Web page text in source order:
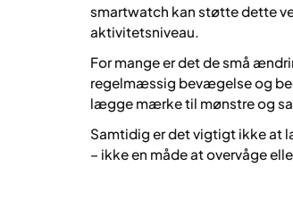
smartwatch kan støtte dette
aktivitetsniveau.
For mange er det de små
regelmæssig bevægelse og
lægge mærke til mønstre og
Samtidig er det vigtigt ikke at
– ikke en måde at overvåge